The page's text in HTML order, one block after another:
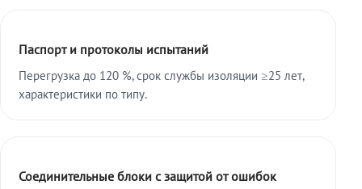
Паспорт и протоколы испытаний
Перегрузка до 120 %, срок службы изоляции ≥25 лет,
характеристики по типу.
Соединительные блоки с защитой от ошибок